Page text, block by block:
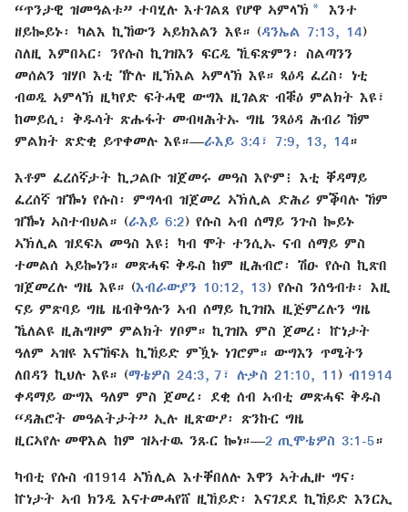
“ጥንታዊ ዝመዓልቱ” ተባሂሉ እተገልጸ የሆዋ ኣምላኽ a
እንተ
ዘይኰይኑ፡ ካልእ ኪኸውን ኣይክእልን እዩ። (ዳንኤል 7:13, 14)
ስለዚ እምበኣር፡ ንየሱስ ኪገዝእን ፍርዲ ኺፍጽምን፡ ስልጣንን
መሰልን ዝሃቦ እቲ ዅሉ ዚኽእል ኣምላኽ እዩ። ጻዕዳ ፈረስ፡ ነቲ
ብወዲ ኣምላኽ ዚካየድ ፍትሓዊ ውግእ ዚገልጽ ብቑዕ ምልክት እዩ፣
ከመይሲ፡ ቅዱሳት ጽሑፋት መብዛሕትኡ ግዜ ንጻዕዳ ሕብሪ ኸም
ምልክት ጽድቂ ይጥቀመሉ እዩ።—ራእይ 3:4፣ 7:9, 13, 14።
እቶም ፈረሰኛታት ኪጋልቡ ዝጀመሩ መዓስ እዮም፧ እቲ ቐዳማይ
ፈረሰኛ ዝዀነ የሱስ፡ ምግላብ ዝጀመረ ኣኽሊል ድሕሪ ምቕባሉ ኸም
ዝዀነ ኣስተብህል። (ራእይ 6:2) የሱስ ኣብ ሰማይ ንጉስ ኰይኑ
ኣኽሊል ዝደፍአ መዓስ እዩ፧ ካብ ሞት ተንሲኡ ናብ ሰማይ ምስ
ተመልሰ ኣይኰነን። መጽሓፍ ቅዱስ ከም ዚሕብሮ፡ ሽዑ የሱስ ኪጽበ
ዝጀመረሉ ግዜ እዩ። (እብራውያን 10:12, 13) የሱስ ንሰዓብቱ፡ እዚ
ናይ ምጽባይ ግዜ ዜብቅዓሉን ኣብ ሰማይ ኪገዝእ ዚጅምረሉን ግዜ
ኼለልዩ ዚሕግዞም ምልክት ሃቦም። ኪገዝእ ምስ ጀመረ፡ ኵነታት
ዓለም ኣዝዩ እናኸፍአ ኪኸይድ ምዃኑ ነገሮም። ውግእን ጥሜትን
ለበዳን ኪህሉ እዩ። (ማቴዎስ 24:3, 7፣ ሉቃስ 21:10, 11 ) ብ1914
ቀዳማይ ውግእ ዓለም ምስ ጀመረ፡ ደቂ ሰብ ኣብቲ መጽሓፍ ቅዱስ
“ዳሕሮት መዓልትታት” ኢሉ ዚጽውዖ፡ ጽንኩር ግዜ
ዚርኣየሉ መዋእል ከም ዝኣተዉ ንጹር ኰነ።—2 ጢሞቴዎስ 3:1-5።
ካብቲ የሱስ ብ1914 ኣኽሊል እተቐበለሉ እዋን ኣትሒዙ ግና፡
ኵነታት ኣብ ክንዲ እናተመሓየሸ ዚኸይድ፡ እናገደደ ኪኸይድ እንርኢ